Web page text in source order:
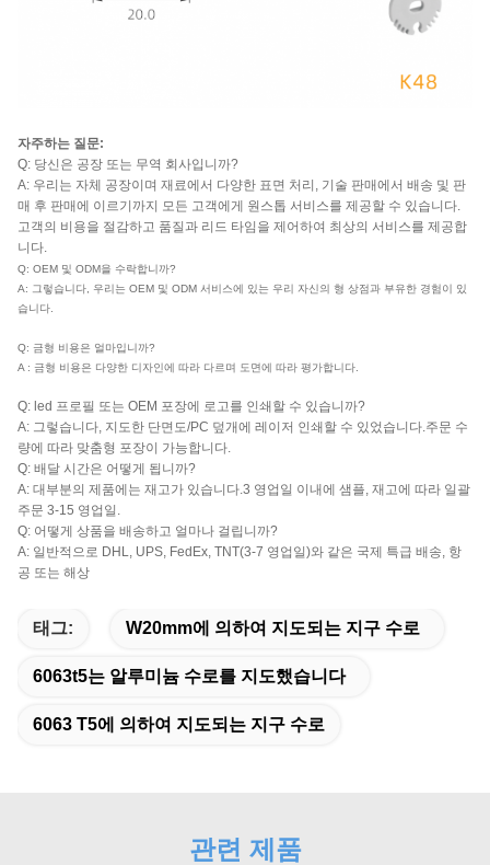
자주하는 질문:
Q: 당신은 공장 또는 무역 회사입니까?
A: 우리는 자체 공장이며 재료에서 다양한 표면 처리, 기술 판매에서 배송 및 판
매 후 판매에 이르기까지 모든 고객에게 원스톱 서비스를 제공할 수 있습니다.
고객의 비용을 절감하고 품질과 리드 타임을 제어하여 최상의 서비스를 제공합
니다.
Q: OEM 및 ODM을 수락합니까?
A: 그렇습니다, 우리는 OEM 및 ODM 서비스에 있는 우리 자신의 형 상점과 부유한 경험이 있
습니다.
Q: 금형 비용은 얼마입니까?
A : 금형 비용은 다양한 디자인에 따라 다르며 도면에 따라 평가합니다.
Q: led 프로필 또는 OEM 포장에 로고를 인쇄할 수 있습니까?
A: 그렇습니다, 지도한 단면도/PC 덮개에 레이저 인쇄할 수 있었습니다.주문 수
량에 따라 맞춤형 포장이 가능합니다.
Q: 배달 시간은 어떻게 됩니까?
A: 대부분의 제품에는 재고가 있습니다.3 영업일 이내에 샘플, 재고에 따라 일괄
주문 3-15 영업일.
Q: 어떻게 상품을 배송하고 얼마나 걸립니까?
A: 일반적으로 DHL, UPS, FedEx, TNT(3-7 영업일)와 같은 국제 특급 배송, 항
공 또는 해상
태그: W20mm에 의하여 지도되는 지구 수로
6063t5는 알루미늄 수로를 지도했습니다
6063 T5에 의하여 지도되는 지구 수로
관련 제품